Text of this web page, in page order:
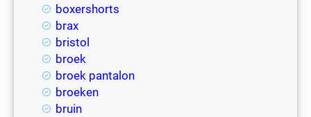
boxershorts
brax
bristol
broek
broek pantalon
broeken
bruin